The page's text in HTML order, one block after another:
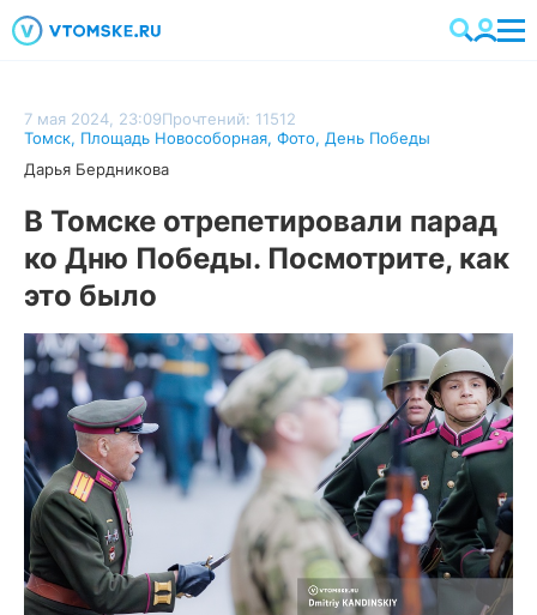
7 мая 2024, 23:09Прочтений: 11512
Томск, Площадь Новособорная, Фото, День Победы
Дарья Бердникова
В Томске отрепетировали парад
ко Дню Победы. Посмотрите, как
это было